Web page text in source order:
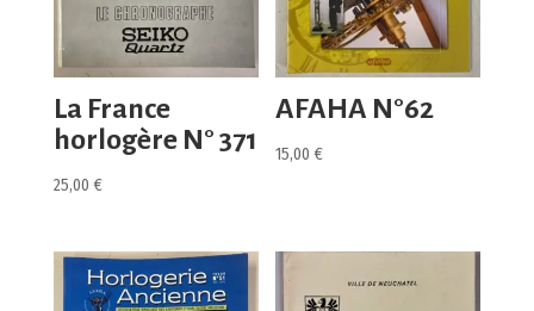
La France
horlogère N° 371
25,00 €
AFAHA N°62
15,00€